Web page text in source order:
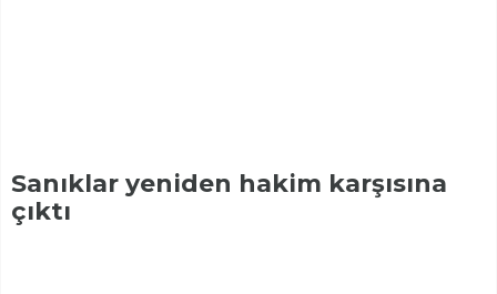
Sanıklar yeniden hakim karşısına
çıktı